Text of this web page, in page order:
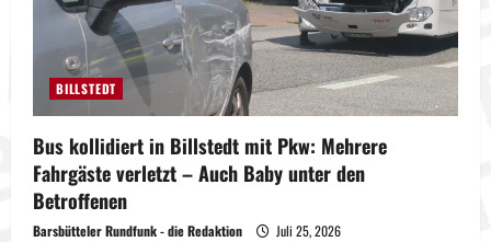
BILLSTEDT
Bus kollidiert in Billstedt mit Pkw: Mehrere
Fahrgäste verletzt – Auch Baby unter den
Betroffenen
Barsbütteler Rundfunk - die Redaktion Juli 25, 2026